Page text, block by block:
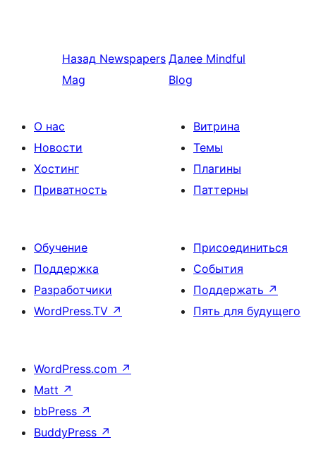
Назад Newspapers
Mag
Далее Mindful
Blog
О нас
Новости
Хостинг
Приватность
Витрина
Темы
Плагины
Паттерны
Обучение
Поддержка
Разработчики
WordPress.TV ↗
Присоединиться
События
Поддержать ↗
Пять для будущего
WordPress.com ↗
Matt ↗
bbPress ↗
BuddyPress ↗